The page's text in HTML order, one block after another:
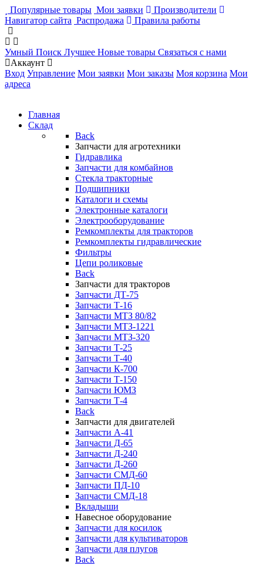
Популярные товары Мои заявки
Производители
Навигатор сайта Распродажа Правила работы
Умный Поиск Лучшее Новые товары Связаться с нами
Аккаунт
Вход Управление Мои заявки Мои заказы Моя корзина Мои
адреса
Главная
Склад
Back
Запчасти для агротехники
Гидравлика
Запчасти для комбайнов
Стекла тракторные
Подшипники
Каталоги и схемы
Электронные каталоги
Электрооборудование
Ремкомплекты для тракторов
Ремкомплекты гидравлические
Фильтры
Цепи роликовые
Back
Запчасти для тракторов
Запчасти ДТ-75
Запчасти Т-16
Запчасти МТЗ 80/82
Запчасти МТЗ-1221
Запчасти МТЗ-320
Запчасти Т-25
Запчасти Т-40
Запчасти К-700
Запчасти Т-150
Запчасти ЮМЗ
Запчасти Т-4
Back
Запчасти для двигателей
Запчасти А-41
Запчасти Д-65
Запчасти Д-240
Запчасти Д-260
Запчасти СМД-60
Запчасти ПД-10
Запчасти СМД-18
Вкладыши
Навесное оборудование
Запчасти для косилок
Запчасти для культиваторов
Запчасти для плугов
Back